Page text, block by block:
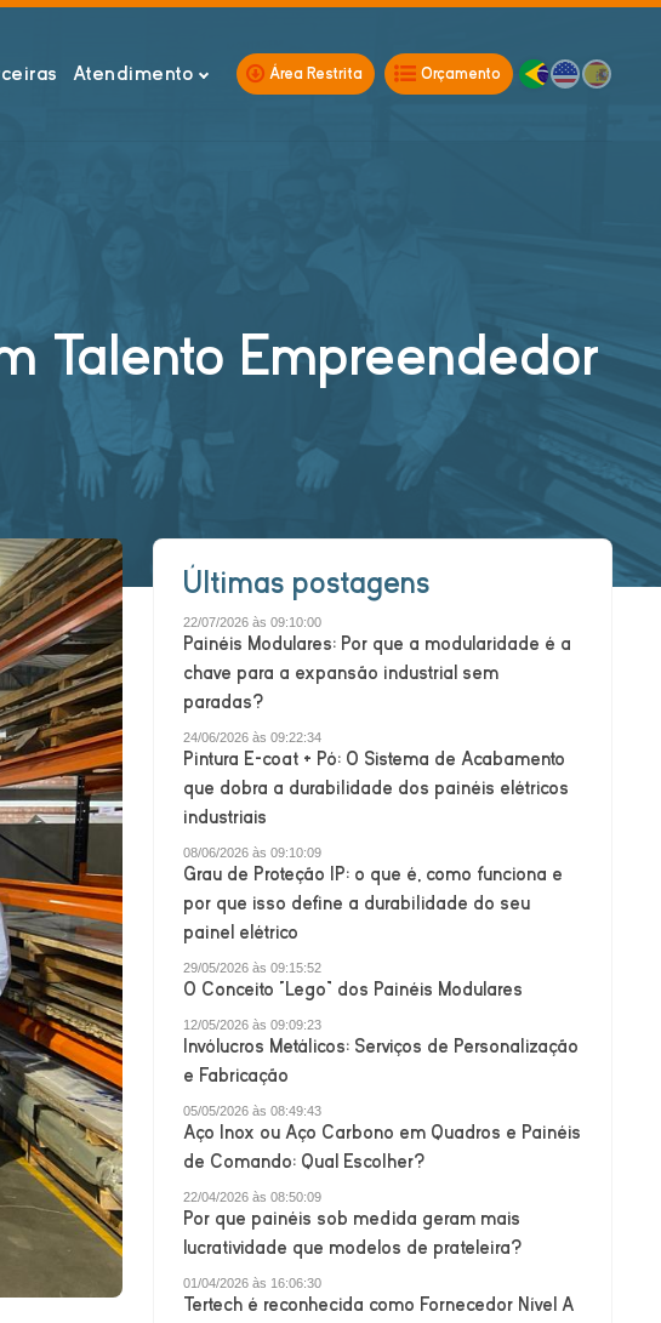
Atendimento Área Restrita Orçamento
Talento Empreendedor
Últimas postagens
22/07/2026 às 09:10:00
Painéis Modulares: Por que a modularidade é a
chave para a expansão industrial sem
paradas?
24/06/2026 às 09:22:34
Pintura E-coat + Pó: O Sistema de Acabamento
que dobra a durabilidade dos painéis elétricos
industriais
08/06/2026 às 09:10:09
Grau de Proteção IP: o que é, como funciona e
por que isso define a durabilidade do seu
painel elétrico
29/05/2026 às 09:15:52
O Conceito “Lego” dos Painéis Modulares
12/05/2026 às 09:09:23
Invólucros Metálicos: Serviços de Personalização
e Fabricação
05/05/2026 às 08:49:43
Aço Inox ou Aço Carbono em Quadros e Painéis
de Comando: Qual Escolher?
22/04/2026 às 08:50:09
Por que painéis sob medida geram mais
lucratividade que modelos de prateleira?
01/04/2026 às 16:06:30
Tertech é reconhecida como Fornecedor Nível A